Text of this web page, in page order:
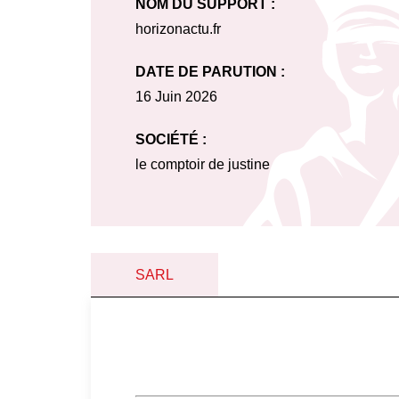
NOM DU SUPPORT :
horizonactu.fr
DATE DE PARUTION :
16 Juin 2026
SOCIÉTÉ :
le comptoir de justine
SARL